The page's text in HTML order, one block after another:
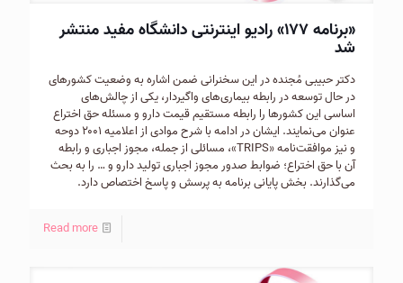
«برنامه ۱۷۷» رادیو اینترنتی دانشگاه مفید منتشر
شد
دکتر حبیبی مُجنده در این سخنرانی ضمن اشاره به وضعیت کشورهای
در حال توسعه در رابطه بیماری‌های واگیردار، یکی از چالش‌های
اساسی این کشورها را رابطه مستقیم قیمت دارو و مسئله حق اختراع
عنوان می‌نمایند. ایشان در ادامه با شرح موادی از اعلامیه ۲۰۰۱ دوحه
و نیز موافقت‌نامه «TRIPS»، مسائلی از جمله، مجوز اجباری و رابطه
آن با حق اختراع؛ ضوابط صدور مجوز اجباری تولید دارو و … را به بحث
می‌گذارند. بخش پایانی برنامه به پرسش و پاسخ اختصاص دارد.
Read more